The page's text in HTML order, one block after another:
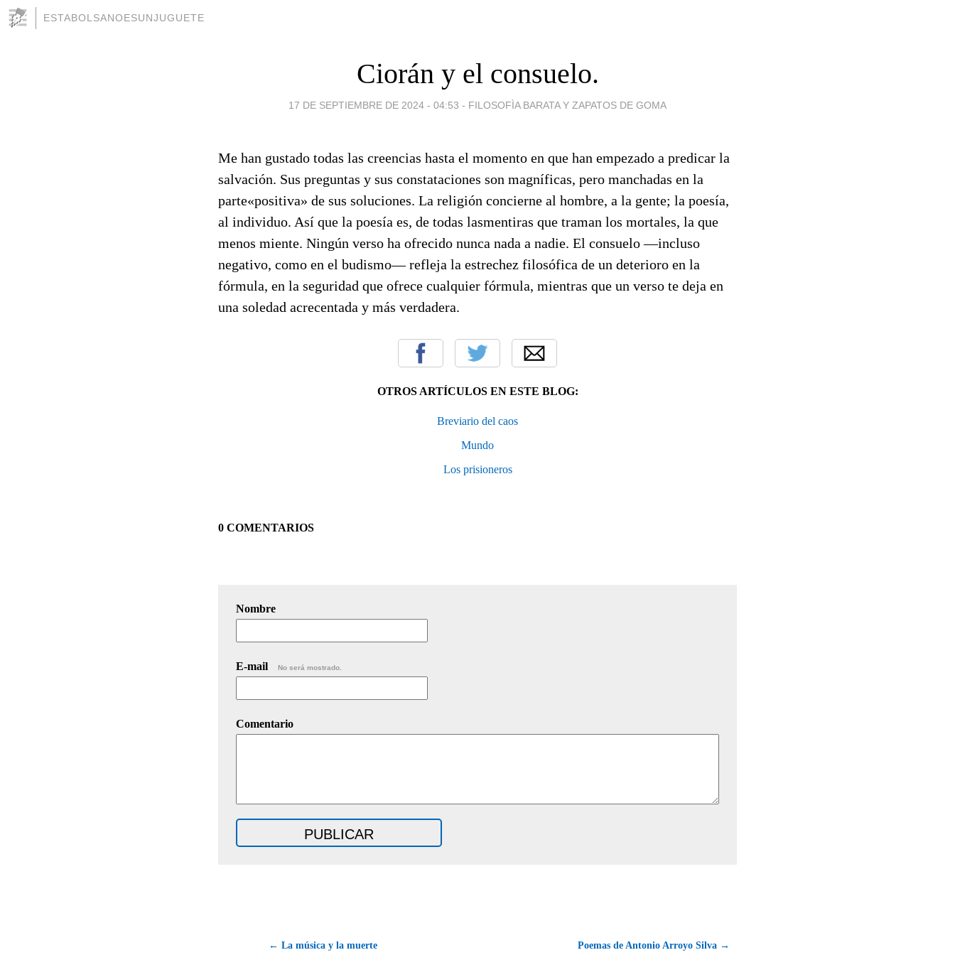
ESTABOLSANOESUNJUGUETE
Ciorán y el consuelo.
17 DE SEPTIEMBRE DE 2024 - 04:53 - FILOSOFÌA BARATA Y ZAPATOS DE GOMA
Me han gustado todas las creencias hasta el momento en que han empezado a predicar la
salvación. Sus preguntas y sus constataciones son magníficas, pero manchadas en la
parte«positiva» de sus soluciones. La religión concierne al hombre, a la gente; la poesía,
al individuo. Así que la poesía es, de todas lasmentiras que traman los mortales, la que
menos miente. Ningún verso ha ofrecido nunca nada a nadie. El consuelo —incluso
negativo, como en el budismo— refleja la estrechez filosófica de un deterioro en la
fórmula, en la seguridad que ofrece cualquier fórmula, mientras que un verso te deja en
una soledad acrecentada y más verdadera.
OTROS ARTÍCULOS EN ESTE BLOG:
Breviario del caos
Mundo
Los prisioneros
0 COMENTARIOS
Nombre
E-mail No será mostrado.
Comentario
← La música y la muerte Poemas de Antonio Arroyo Silva →